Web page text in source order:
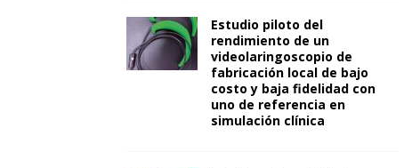
Estudio piloto del
rendimiento de un
videolaringoscopio de
fabricación local de bajo
costo y baja fidelidad con
uno de referencia en
simulación clínica